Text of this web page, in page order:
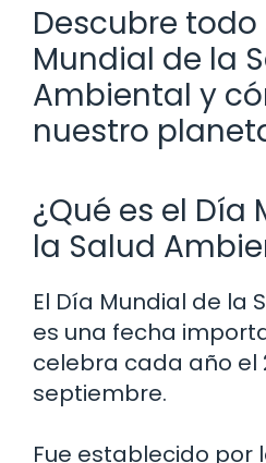
Descubre todo
Mundial de la
Ambiental y
nuestro
¿Qué es el Día
la Salud
El Día Mundial de la
es una fecha
celebra cada año el
septiembre.
Fue establecido por